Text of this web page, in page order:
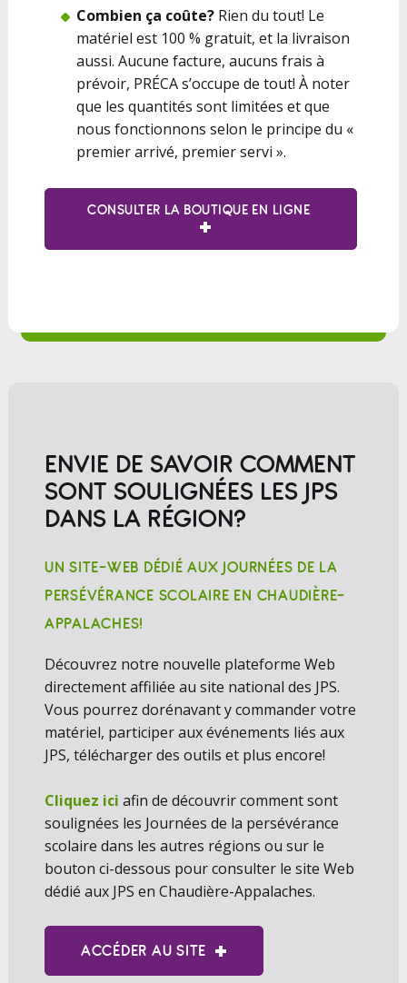
Combien ça coûte? Rien du tout! Le
matériel est 100 % gratuit, et la livraison
aussi. Aucune facture, aucuns frais à
prévoir, PRÉCA s’occupe de tout! À noter
que les quantités sont limitées et que
nous fonctionnons selon le principe du «
premier arrivé, premier servi ».
CONSULTER LA BOUTIQUE EN LIGNE
ENVIE DE SAVOIR COMMENT
SONT SOULIGNÉES LES JPS
DANS LA RÉGION?
UN SITE-WEB DÉDIÉ AUX JOURNÉES DE LA
PERSÉVÉRANCE SCOLAIRE EN CHAUDIÈRE-
APPALACHES!
Découvrez notre nouvelle plateforme Web
directement affiliée au site national des JPS.
Vous pourrez dorénavanty commander votre
matériel, participer aux événements liés aux
JPS, télécharger des outils et plus encore!
Cliquez ici afin de découvrir comment sont
soulignées les Journées de la persévérance
scolaire dans les autres régions ou sur le
bouton ci-dessous pour consulter le site Web
dédié aux JPS en Chaudière-Appalaches.
ACCÉDER AU SITE